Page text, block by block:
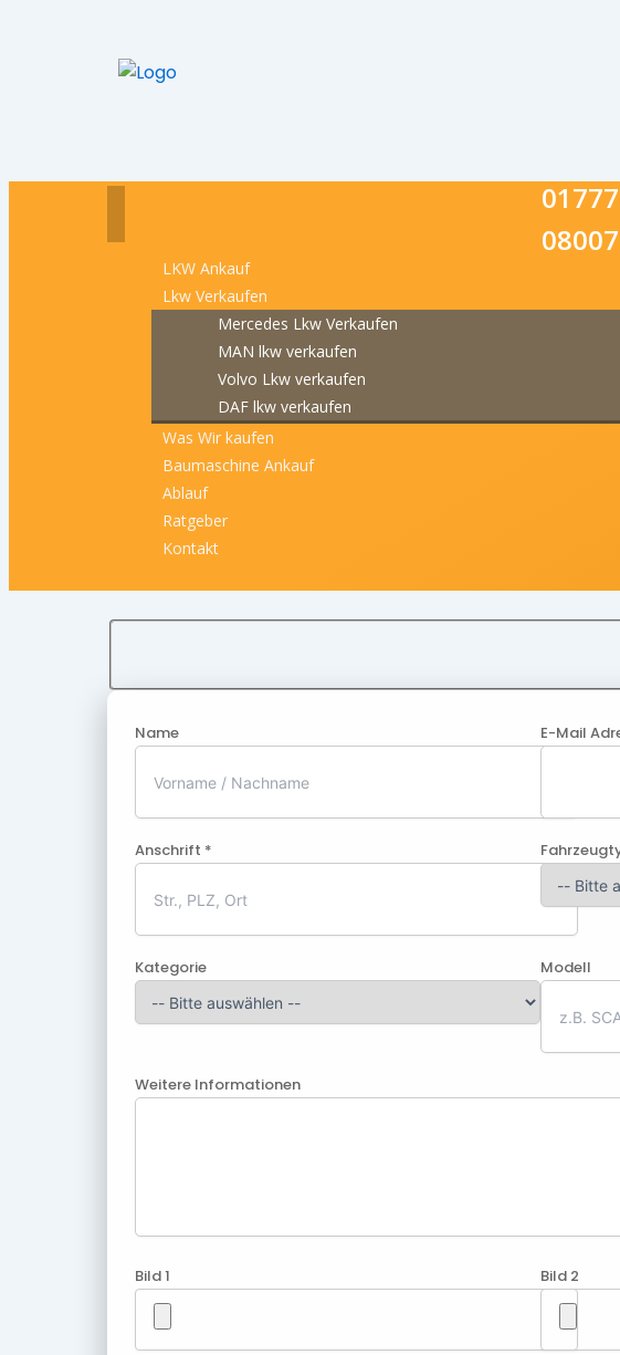
LKW Ankauf
Lkw Verkaufen
Mercedes Lkw Verkaufen
MAN lkw verkaufen
Volvo Lkw verkaufen
DAF lkw verkaufen
Was Wir kaufen
Baumaschine Ankauf
Ablauf
Ratgeber
Kontakt
Name E-Mail
Anschrift *
Kategorie Modell
Weitere Informationen
Bild 1 Bild 2